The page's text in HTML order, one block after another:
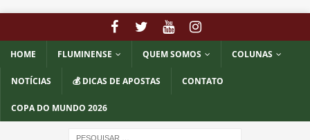
HOME FLUMINENSE QUEM SOMOS COLUNAS
NOTÍCIAS 💰 DICAS DE APOSTAS CONTATO
COPA DO MUNDO 2026